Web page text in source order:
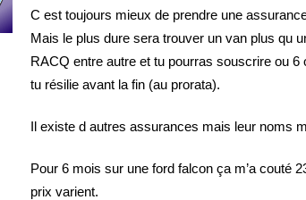
C est toujours mieux de prendre une
Mais le plus dure sera trouver un van plus qu
RACQ entre autre et tu pourras souscrire ou
tu résilie avant la fin (au prorata).
Il existe d autres assurances mais leur noms
Pour 6 mois sur une ford falcon ça m’a couté
prix varient.